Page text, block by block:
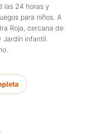
las 24 horas y
para niños. A
Roja, cercana de
Jardín infantil.